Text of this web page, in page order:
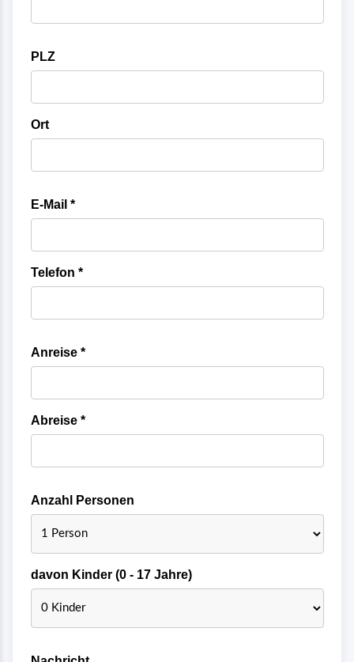
PLZ
Ort
E-Mail *
Telefon *
Anreise *
Abreise *
Anzahl Personen
davon Kinder (0 - 17 Jahre)